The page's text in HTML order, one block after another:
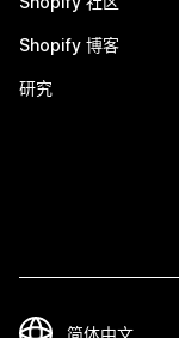
Shopify 博客
研究